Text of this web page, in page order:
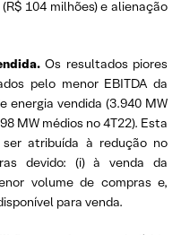
104 milhões) e alienação
Os resultados piores
pelo menor EBITDA da
energia vendida (3.940 MW
MW médios no 4T22). Esta
atribuída à redução no
devido: (i) à venda da
volume de compras e,
para venda.